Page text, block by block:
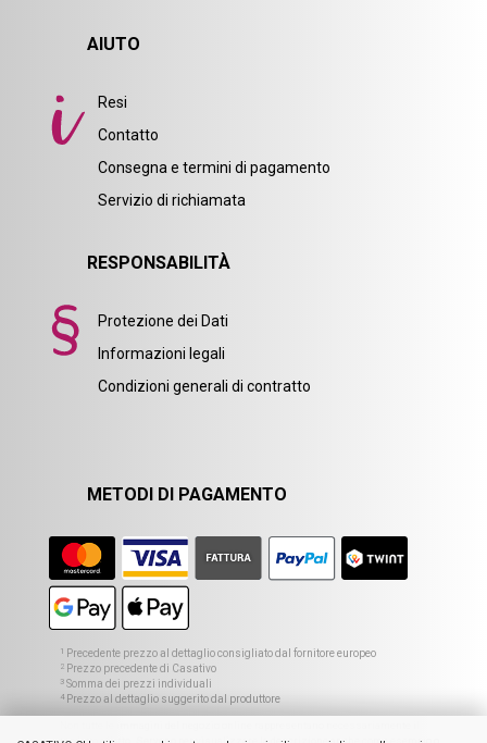
AIUTO
Resi
Contatto
Consegna e termini di pagamento
Servizio di richiamata
RESPONSABILITÀ
Protezione dei Dati
Informazioni legali
Condizioni generali di contratto
METODI DI PAGAMENTO
1 Precedente prezzo al dettaglio consigliato dal fornitore europeo
2 Prezzo precedente di Casativo
3 Somma dei prezzi individuali
4 Prezzo al dettaglio suggerito dal produttore